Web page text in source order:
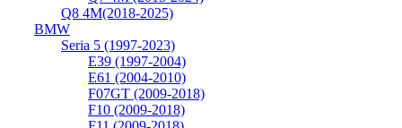
Q8 4M(2018-2025)
BMW
Seria 5 (1997-2023)
E39 (1997-2004)
E61 (2004-2010)
F07GT (2009-2018)
F10 (2009-2018)